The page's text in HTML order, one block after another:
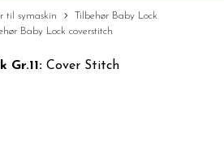
til symaskin
Tilbehør Baby Lock
Baby Lock coverstitch
Gr.11: Cover Stitch